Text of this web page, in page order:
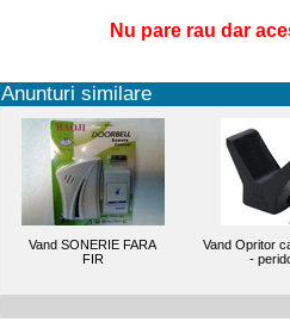
Nu pare rau dar
Anunturi similare
Vand SONERIE FARA
FIR
Vand Opritor
-